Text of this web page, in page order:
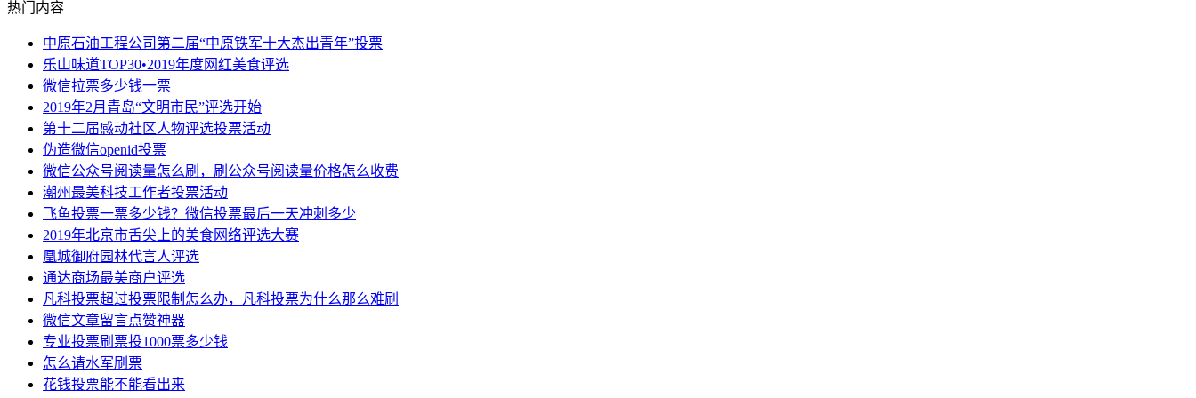
热门内容
中原石油工程公司第二届“中原铁军十大杰出青年”投票
乐山味道TOP30•2019年度网红美食评选
微信拉票多少钱一票
2019年2月青岛“文明市民”评选开始
第十二届感动社区人物评选投票活动
伪造微信openid投票
微信公众号阅读量怎么刷，刷公众号阅读量价格怎么收费
潮州最美科技工作者投票活动
飞鱼投票一票多少钱？微信投票最后一天冲刺多少
2019年北京市舌尖上的美食网络评选大赛
凰城御府园林代言人评选
通达商场最美商户评选
凡科投票超过投票限制怎么办，凡科投票为什么那么难刷
微信文章留言点赞神器
专业投票刷票投1000票多少钱
怎么请水军刷票
花钱投票能不能看出来